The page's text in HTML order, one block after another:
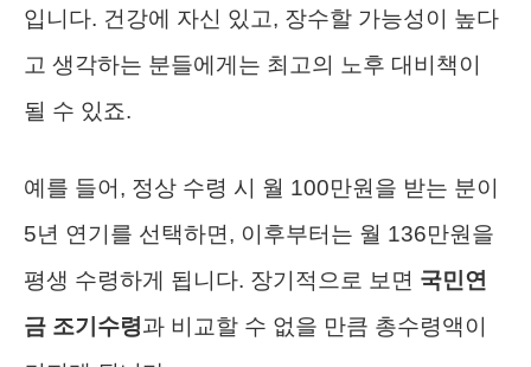
입니다. 건강에 자신 있고, 장수할 가능성이 높다
고 생각하는 분들에게는 최고의 노후 대비책이
될 수 있죠.
예를 들어, 정상 수령 시 월 100만원을 받는 분이
5년 연기를 선택하면, 이후부터는 월 136만원을
평생 수령하게 됩니다. 장기적으로 보면 국민연
금 조기수령과 비교할 수 없을 만큼 총수령액이